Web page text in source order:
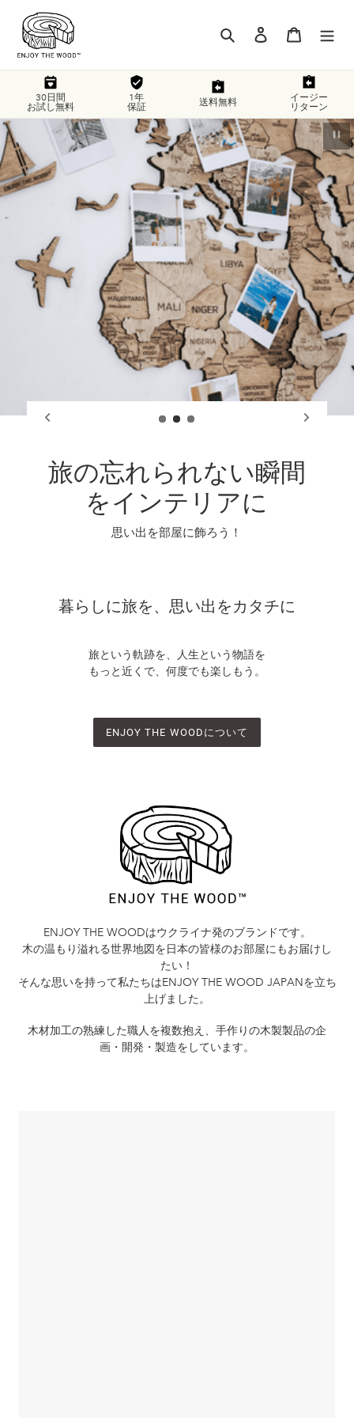
キ
ッ
プ
す
る
検索 ログインカート
30日間
お試し無料
1年
保証
送料無料
イージー
リターン
スライドショーを止める
旅の忘れられない瞬間
をインテリアに
思い出を部屋に飾ろう！
暮らしに旅を、思い出をカタチに
旅という軌跡を、人生という物語を
もっと近くで、何度でも楽しもう。
ENJOY THE WOODについて
ENJOY THE WOODはウクライナ発のブランドです。
木の温もり溢れる世界地図を日本の皆様のお部屋にもお届けし
たい！
そんな思いを持って私たちはENJOY THE WOOD JAPANを立ち
上げました。
木材加工の熟練した職人を複数抱え、手作りの木製製品の企
画・開発・製造をしています。